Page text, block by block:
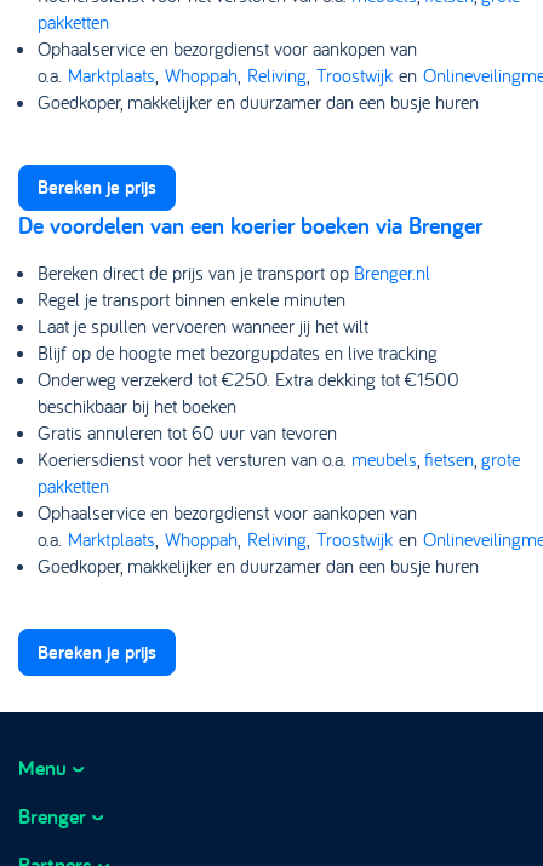
pakketten
Ophaalservice en bezorgdienst voor aankopen van
o.a. Marktplaats, Whoppah, Reliving, Troostwijk en
Goedkoper, makkelijker en duurzamer dan een busje huren
Bereken je prijs
De voordelen van een koerier boeken via Brenger
Bereken direct de prijs van je transport op Brenger.nl
Regel je transport binnen enkele minuten
Laat je spullen vervoeren wanneer jij het wilt
Blijf op de hoogte met bezorgupdates en live tracking
Onderweg verzekerd tot €250. Extra dekking tot €1500
beschikbaar bij het boeken
Gratis annuleren tot 60 uur van tevoren
Koeriersdienst voor het versturen van o.a. meubels, fietsen, grote
pakketten
Ophaalservice en bezorgdienst voor aankopen van
o.a. Marktplaats, Whoppah, Reliving, Troostwijk en
Goedkoper, makkelijker en duurzamer dan een busje huren
Bereken je prijs
Menu
Hoe het werkt
How it works
Brenger